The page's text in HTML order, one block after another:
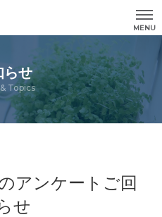
MENU
らせ
Topics
アンケートご回
せ